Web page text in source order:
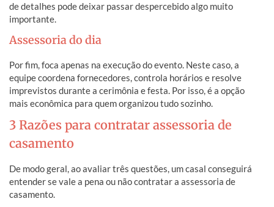
de detalhes pode deixar passar despercebido algo muito
importante.
Assessoria do dia
Por fim, foca apenas na execução do evento. Neste caso, a
equipe coordena fornecedores, controla horários e resolve
imprevistos durante a cerimônia e festa. Por isso, é a opção
mais econômica para quem organizou tudo sozinho.
3 Razões para contratar assessoria de
casamento
De modo geral, ao avaliar três questões, um casal conseguirá
entender se vale a pena ou não contratar a assessoria de
casamento.